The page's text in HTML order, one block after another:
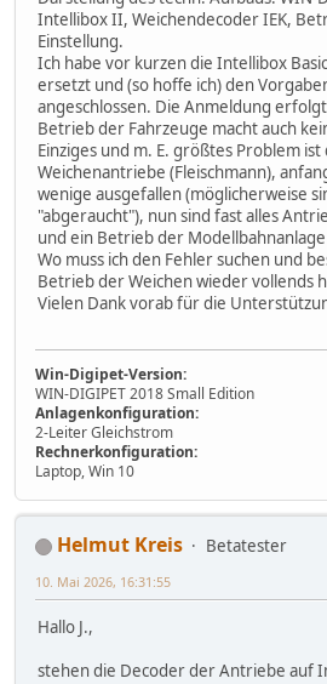
Intellibox II, Weichendecoder IEK,
Einstellung.
Ich habe vor kurzen die Intellibox
ersetzt und (so hoffe ich) den
angeschlossen. Die Anmeldung
Betrieb der Fahrzeuge macht auch
Einziges und m. E. größtes Problem
Weichenantriebe (Fleischmann),
wenige ausgefallen (möglicherweise
"abgeraucht"), nun sind fast alles
und ein Betrieb der
Wo muss ich den Fehler suchen und
Betrieb der Weichen wieder vollends
Vielen Dank vorab für die
Win-Digipet-Version:
WIN-DIGIPET 2018 Small Edition
Anlagenkonfiguration:
2-Leiter Gleichstrom
Rechnerkonfiguration:
Laptop, Win 10
Helmut Kreis
Betatester
10. Mai 2026, 16:31:55
Hallo J.,
stehen die Decoder der Antriebe auf